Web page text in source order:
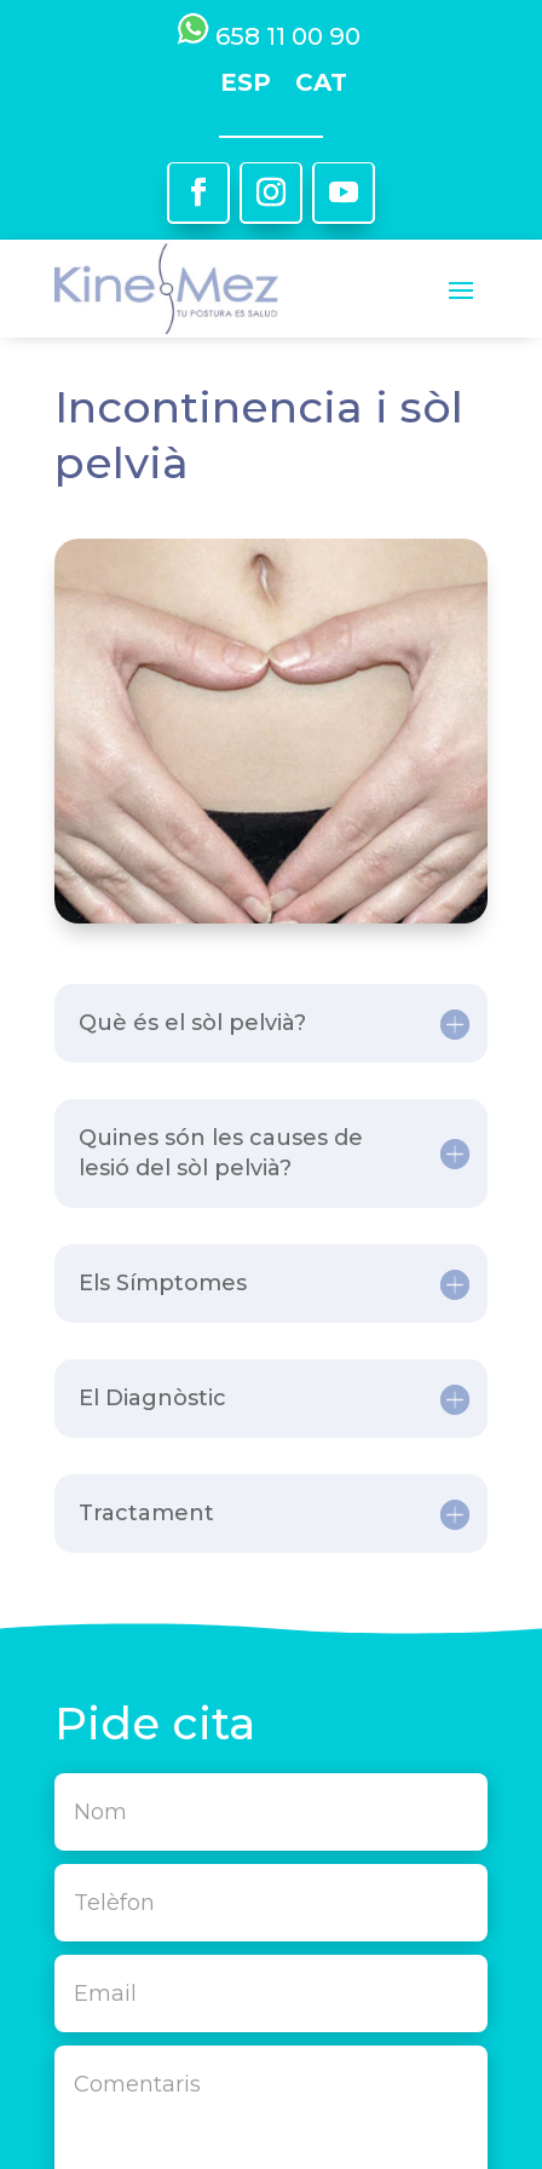
658 11 00 90
ESP
CAT
Incontinencia i sòl
pelvià
Què és el sòl pelvià?
Quines són les causes de
lesió del sòl pelvià?
Els Símptomes
El Diagnòstic
Tractament
Pide cita